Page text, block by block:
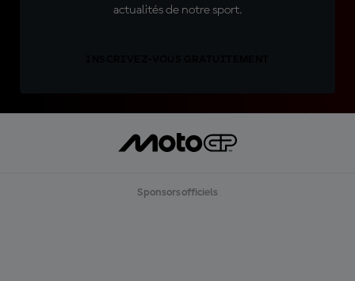
actualités de notre sport.
Sponsors officiels